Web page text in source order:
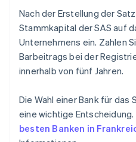
Nach der Erstellung der
Stammkapital der SAS auf
Unternehmens ein. Zahlen
Barbeitrags bei der
innerhalb von fünf Jahren.
Die Wahl einer Bank für
eine wichtige
besten Banken in